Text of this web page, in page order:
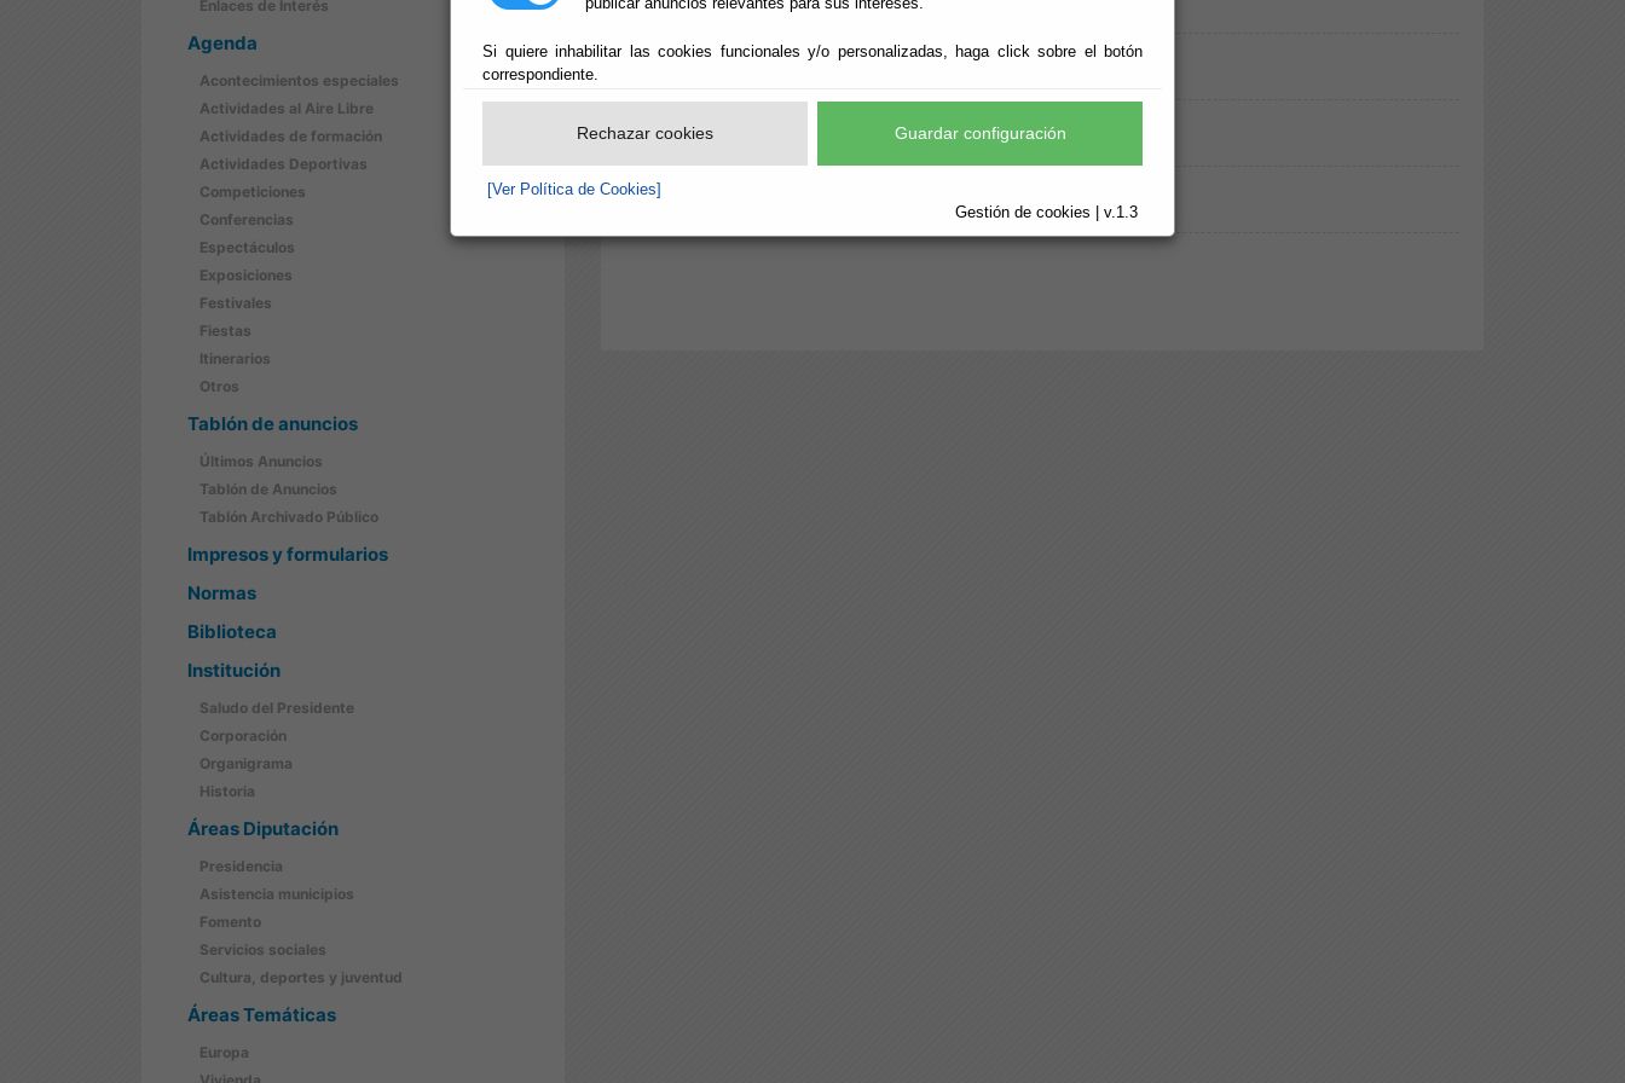
Si quiere inhabilitar las cookies funcionales y/o personalizadas, haga click sobre el botón
correspondiente.
Rechazar cookies Guardar configuración
[Ver Política de Cookies]
Gestión de cookies | v.1.3
Enlaces de Interés
Agenda
Acontecimientos especiales
Actividades al Aire Libre
Actividades de formación
Actividades Deportivas
Competiciones
Conferencias
Espectáculos
Exposiciones
Festivales
Fiestas
Itinerarios
Otros
Tablón de anuncios
Últimos Anuncios
Tablón de Anuncios
Tablón Archivado Público
Impresos y formularios
Normas
Biblioteca
Institución
Saludo del Presidente
Corporación
Organigrama
Historia
Áreas Diputación
Presidencia
Asistencia municipios
Fomento
Servicios sociales
Cultura, deportes y juventud
Áreas Temáticas
Europa
Organigrama
Estructura y Servicios